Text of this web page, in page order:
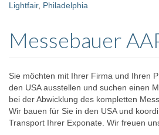
Lightfair, Philadelphia
Messebauer
Sie möchten mit Ihrer Firma und Ihren
den USA ausstellen und suchen einen
bei der Abwicklung des kompletten
Wir bauen für Sie in den USA und
Transport Ihrer Exponate. Wir freuen